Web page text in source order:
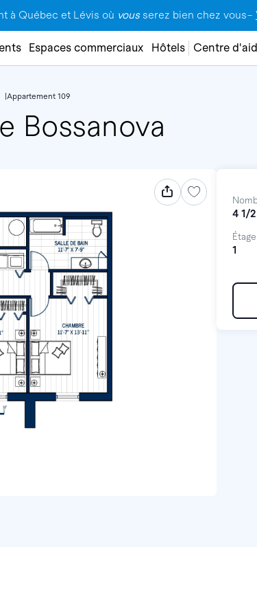
à Québec et Lévis où vous serez bien chez vous–
Espaces commerciaux Hôtels Centre
Appartement 109
Bossanova
4 1/2
Étage
1